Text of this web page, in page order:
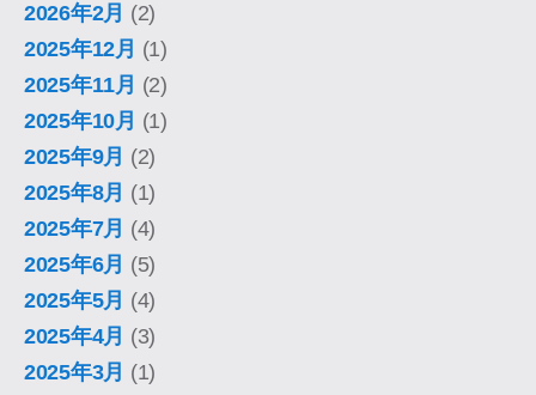
2026年2月 (2)
2025年12月 (1)
2025年11月 (2)
2025年10月 (1)
2025年9月 (2)
2025年8月 (1)
2025年7月 (4)
2025年6月 (5)
2025年5月 (4)
2025年4月 (3)
2025年3月 (1)